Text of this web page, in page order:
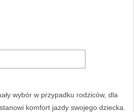
wybór w przypadku rodziców, dla
komfort jazdy swojego dziecka.